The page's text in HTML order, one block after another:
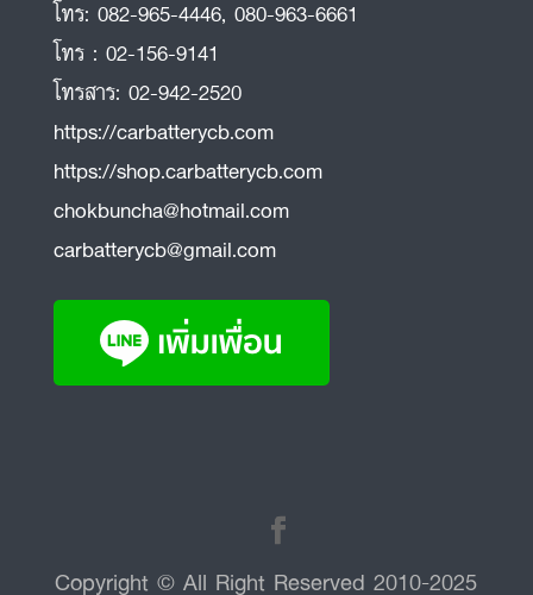
โทร: 082-965-4446, 080-963-6661
โทร : 02-156-9141
โทรสาร: 02-942-2520
https://carbatterycb.com
https://shop.carbatterycb.com
chokbuncha@hotmail.com
carbatterycb@gmail.com
Copyright © All Right Reserved 2010-2025